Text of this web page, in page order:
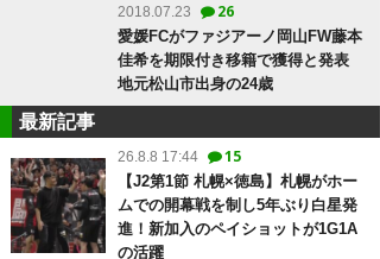
2018.07.23 26
愛媛FCがファジアーノ岡山FW藤本
佳希を期限付き移籍で獲得と発表
地元松山市出身の24歳
最新記事
26.8.8 17:44 15
【J2第1節 札幌×徳島】札幌がホー
ムでの開幕戦を制し5年ぶり白星発
進！新加入のペイショットが1G1A
の活躍